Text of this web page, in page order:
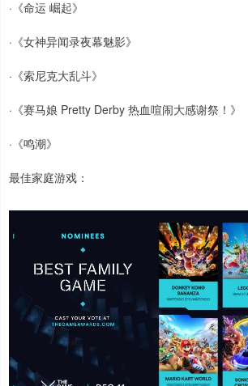
·《命运 崛起》
·《女神异闻录夜幕魅影》
·《索尼克大乱斗》
·《赛马娘 Pretty Derby 热血喧闹大感谢祭！》
·《鸣潮》
最佳家庭游戏：